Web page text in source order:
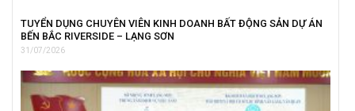
TUYỂN DỤNG CHUYÊN VIÊN KINH DOANH BẤT ĐỘNG SẢN DỰ ÁN
BẾN BẮC RIVERSIDE – LẠNG SƠN
31/07/2026